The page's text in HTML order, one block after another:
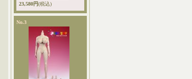
23,580円(税込)
No.3